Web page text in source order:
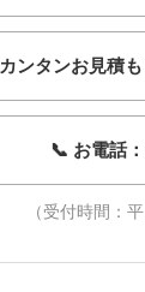
カンタンお見積
📞 お電話
（受付時間：